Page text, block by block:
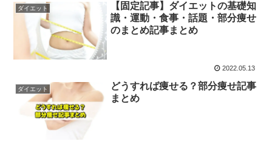
ダイエット
【固定記事】ダイエットの基礎知
識・運動・食事・話題・部分痩せ
のまとめ記事まとめ
2022.05.13
ダイエット
どうすれば痩せる？部分痩せ記事
まとめ